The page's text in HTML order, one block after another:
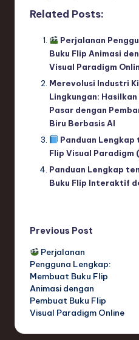
Related Posts:
Perjalanan
Buku Flip Animasi
Visual Paradigm
Merevolusi Industri
Lingkungan:
Pasar dengan
Biru Berbasis AI
Panduan Lengkap
Flip Visual Paradigm
Panduan Lengkap
Buku Flip Interaktif
Post
navigation
Previous Post
Perjalanan
Pengguna Lengkap:
Membuat Buku Flip
Animasi dengan
Pembuat Buku Flip
Visual Paradigm Online